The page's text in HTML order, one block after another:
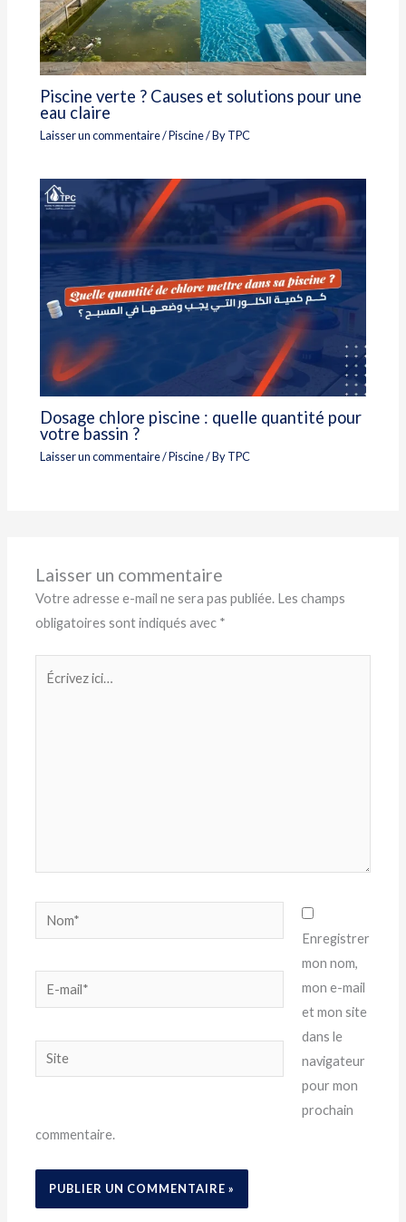
Piscine verte ? Causes et solutions pour une
eau claire
Laisser un commentaire/Piscine/ ByTPC
Dosage chlore piscine : quelle quantité pour
votre bassin ?
Laisser un commentaire/Piscine/ ByTPC
Laisser un commentaire
Votre adresse e-mail ne sera pas publiée. Les champs
obligatoires sont indiqués avec *
Nom*
E-
mail*
Site
Enregistrer
mon nom,
mon e-mail
et mon site
dans le
navigateur
pour mon
prochain
commentaire.